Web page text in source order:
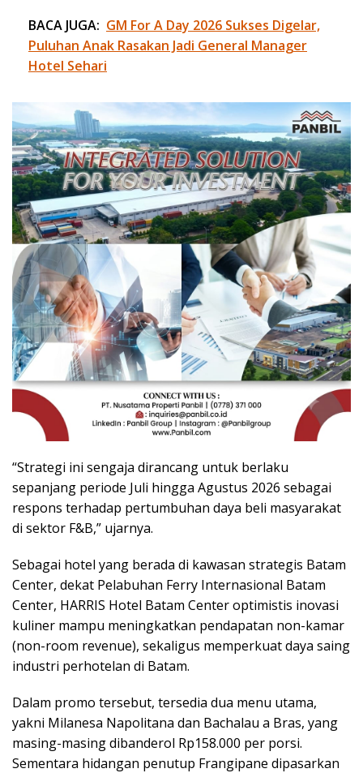
BACA JUGA: GM For A Day 2026 Sukses Digelar,
Puluhan Anak Rasakan Jadi General Manager
Hotel Sehari
“Strategi ini sengaja dirancang untuk berlaku
sepanjang periode Juli hingga Agustus 2026 sebagai
respons terhadap pertumbuhan daya beli masyarakat
di sektor F&B,” ujarnya.
Sebagai hotel yang berada di kawasan strategis Batam
Center, dekat Pelabuhan Ferry Internasional Batam
Center, HARRIS Hotel Batam Center optimistis inovasi
kuliner mampu meningkatkan pendapatan non-kamar
(non-room revenue), sekaligus memperkuat daya saing
industri perhotelan di Batam.
Dalam promo tersebut, tersedia dua menu utama,
yakni Milanesa Napolitana dan Bachalau a Bras, yang
masing-masing dibanderol Rp158.000 per porsi.
Sementara hidangan penutup Frangipane dipasarkan